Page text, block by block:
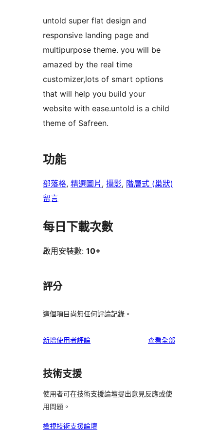
untold super flat design and
responsive landing page and
multipurpose theme. you will be
amazed by the real time
customizer,lots of smart options
that will help you build your
website with ease.untold is a child
theme of Safreen.
功能
部落格, 精選圖片 , 攝影, 階層式 (巢狀)
留言
每日下載次數
啟用安裝數: 10+
評分
這個項目尚無任何評論記錄。
新增使用者評論 查看全部使
技術支援
使用者可在技術支援論壇提出意見反應或使
用問題。
檢視技術支援論壇